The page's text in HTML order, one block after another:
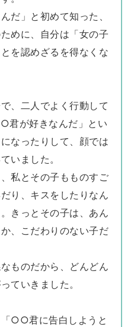
だ」と初めて知った、
めに、自分は「女の子
を認めざるを得なくな
、二人でよく行動して
君が好きなんだ」とい
なったりして、顔では
いました。
私とその子もものすご
り、キスをしたりなん
きっとその子は、あん
、こだわりのない子だ
ものだから、どんどん
ていきました。
○○君に告白しようと